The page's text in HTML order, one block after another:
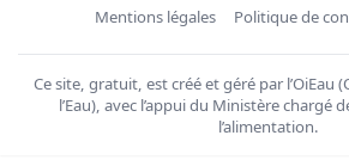
Mentions légales Politique de
Ce site, gratuit, est créé et géré par l’OiEau
l’Eau), avec l’appui du Ministère chargé
l’alimentation.